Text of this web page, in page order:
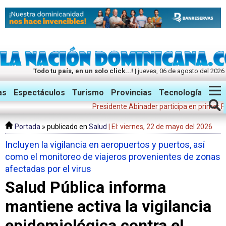
Todo tu país, en un solo click...! | jueves, 06 de agosto del 2026
Twitter Facebook Instagram
Espectáculos Turismo Provincias Tecnología
Presidente Abinader participa en primer Foro
Portada » publicado en Salud | El: viernes, 22 de mayo del 2026
Incluyen la vigilancia en aeropuertos y puertos, así
como el monitoreo de viajeros provenientes de zonas
afectadas por el virus
Salud Pública informa
mantiene activa la vigilancia